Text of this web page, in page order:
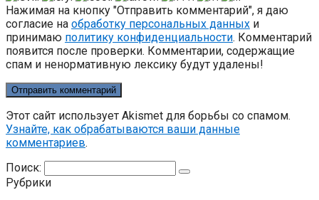
Нажимая на кнопку "Отправить комментарий", я даю
согласие на обработку персональных данных и
принимаю политику конфиденциальности. Комментарий
появится после проверки. Комментарии, содержащие
спам и ненормативную лексику будут удалены!
Этот сайт использует Akismet для борьбы со спамом.
Узнайте, как обрабатываются ваши данные
комментариев.
Поиск:
Рубрики